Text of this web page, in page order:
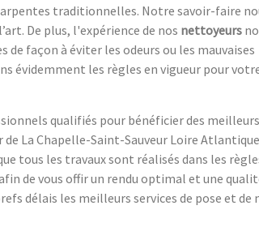
traditionnelles. Notre savoir-faire
De plus, l'expérience de nos nettoyeurs
façon à éviter les odeurs ou les mauvaises
évidemment les règles en vigueur pour
qualifiés pour bénéficier des meilleurs
La Chapelle-Saint-Sauveur Loire
tous les travaux sont réalisés dans les
de vous offir un rendu optimal et une
délais les meilleurs services de pose et